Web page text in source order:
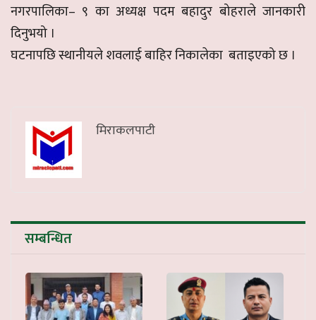
नगरपालिका– ९ का अध्यक्ष पदम बहादुर बोहराले जानकारी
दिनुभयो ।
घटनापछि स्थानीयले शवलाई बाहिर निकालेका बताइएको छ ।
मिराकलपाटी
सम्बन्धित